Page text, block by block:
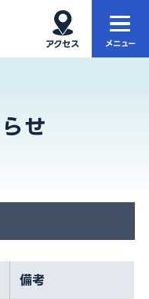
来
知らせ
せ
備考